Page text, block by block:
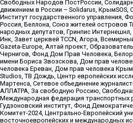
Свободных Народов ПостРоссии,
движением в России – Solidarus, КрымSOS,
Институт государственного управления,
Россия, Беллона, Союз жителей островов
народных депутатов, Гринпис
Инк, Завет церквей TCCN, Агора,
Gazeta-Europe, Алтай проект,
Чернигов, Фонд Дом Прав Человека,
имени Бориса Звозскова, Дом прав
человека Ереван, Дом прав человека
Studios, ТВ Дождь, Центр европейских
Мартенса, Сетевое объединение
АЛЛАТРА, За свободную Россию, Свободная
Международная федерация транспортных
Гудзоновский институт, Фонд
Комитет-2024, Центрально-Европейский
восточноевропейских и международных